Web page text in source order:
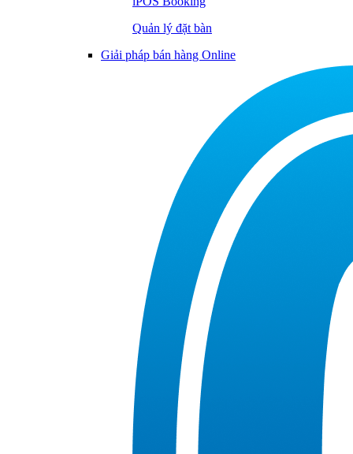
Quản lý đặt bàn
Giải pháp bán hàng Online